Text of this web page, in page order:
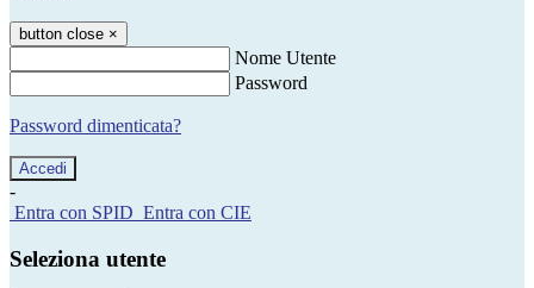
button close ×
Nome Utente
Password
Password dimenticata?
-
Entra con SPID Entra con CIE
Seleziona utente